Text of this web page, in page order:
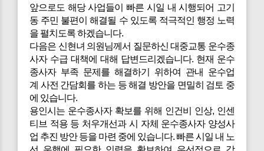
앞으로도 해당 사업들이 빠른 시일 내 시행되어 고기
동 주민 불편이 해결될 수 있도록 적극적인 행정 노력
을 펼치도록 하겠습니다.
다음은 신현녀 의원님께서 질문하신 대중교통 운수종
사자 수급 대책에 대해 답변드리겠습니다. 현재 운수
종사자 부족 문제를 해결하기 위하여 관내 운수업
계 사전 간담회를 하는 등 해결 방안을 면밀히 검토 중
에 있습니다.
용인시는 운수종사자 확보를 위해 인건비 인상, 인센
티브 적용 등 처우개선과 시 자체 운수종사자 양성사
업 추진 방안 등을 마련 중에 있습니다. 빠른 시일 내 노